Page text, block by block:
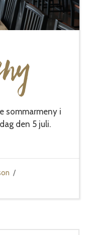
sommarmeny i
den 5 juli.